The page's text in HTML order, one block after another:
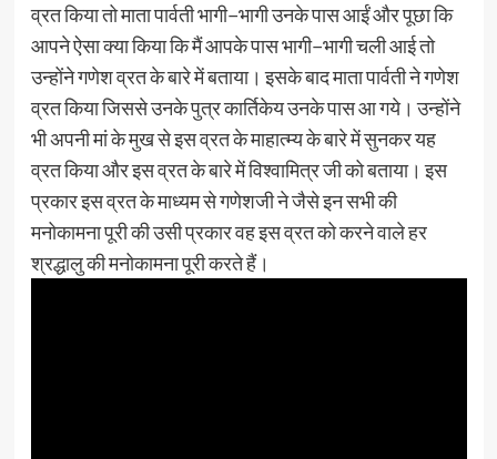
व्रत किया तो माता पार्वती भागी−भागी उनके पास आईं और पूछा कि
आपने ऐसा क्या किया कि मैं आपके पास भागी−भागी चली आई तो
उन्होंने गणेश व्रत के बारे में बताया। इसके बाद माता पार्वती ने गणेश
व्रत किया जिससे उनके पुत्र कार्तिकेय उनके पास आ गये। उन्होंने
भी अपनी मां के मुख से इस व्रत के माहात्म्य के बारे में सुनकर यह
व्रत किया और इस व्रत के बारे में विश्वामित्र जी को बताया। इस
प्रकार इस व्रत के माध्यम से गणेशजी ने जैसे इन सभी की
मनोकामना पूरी की उसी प्रकार वह इस व्रत को करने वाले हर
श्रद्धालु की मनोकामना पूरी करते हैं।